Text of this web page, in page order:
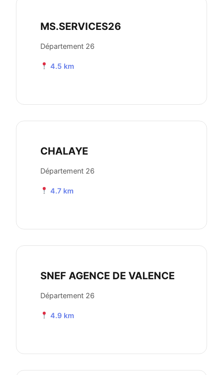
MS.SERVICES26
Département 26
4.5 km
CHALAYE
Département 26
4.7 km
SNEF AGENCE DE VALENCE
Département 26
4.9 km